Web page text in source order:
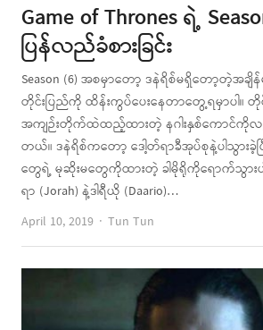
Game of Thrones ရဲ့
ပြန်လည်ခံစားခြင်း
Season (6) အစမှာတော့ ဒနဲရိစ်မရှိတော့တဲ့အခ
တိုင်းပြည်ကို ထိန်းကွပ်ပေးနေတာတွေ့ရမှာပါ။
အကျဉ်းတိုက်ထဲထည့်ထားတဲ့ နဂါးနှစ်ကောင်ကိုလည်
တယ်။ ဒနဲရိစ်ကတော့ ဒေါ့တ်ရာခီအုပ်စုနဲ့ပါသွားခဲ့ပြီ
တွေရဲ့ မုဆိုးမတွေကိုထားတဲ့ ခါမိုရိုကိုရောက်သွားပါ
ရာ (Jorah) နဲ့ဒါရီယို (Daario)…
April 10, 2019
Author
Tun Tun